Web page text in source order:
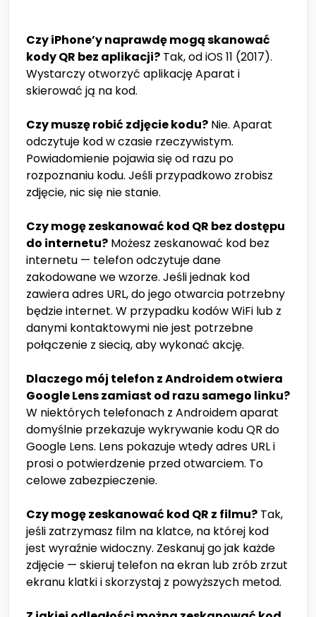
Czy iPhone’y naprawdę mogą skanować
kody QR bez aplikacji? Tak, od iOS 11 (2017).
Wystarczy otworzyć aplikację Aparat i
skierować ją na kod.
Czy muszę robić zdjęcie kodu? Nie. Aparat
odczytuje kod w czasie rzeczywistym.
Powiadomienie pojawia się od razu po
rozpoznaniu kodu. Jeśli przypadkowo zrobisz
zdjęcie, nic się nie stanie.
Czy mogę zeskanować kod QR bez dostępu
do internetu? Możesz zeskanować kod bez
internetu — telefon odczytuje dane
zakodowane we wzorze. Jeśli jednak kod
zawiera adres URL, do jego otwarcia potrzebny
będzie internet. W przypadku kodów WiFi lub z
danymi kontaktowymi nie jest potrzebne
połączenie z siecią, aby wykonać akcję.
Dlaczego mój telefon z Androidem otwiera
Google Lens zamiast od razu samego linku?
W niektórych telefonach z Androidem aparat
domyślnie przekazuje wykrywanie kodu QR do
Google Lens. Lens pokazuje wtedy adres URL i
prosi o potwierdzenie przed otwarciem. To
celowe zabezpieczenie.
Czy mogę zeskanować kod QR z filmu? Tak,
jeśli zatrzymasz film na klatce, na której kod
jest wyraźnie widoczny. Zeskanuj go jak każde
zdjęcie — skieruj telefon na ekran lub zrób zrzut
ekranu klatki i skorzystaj z powyższych metod.